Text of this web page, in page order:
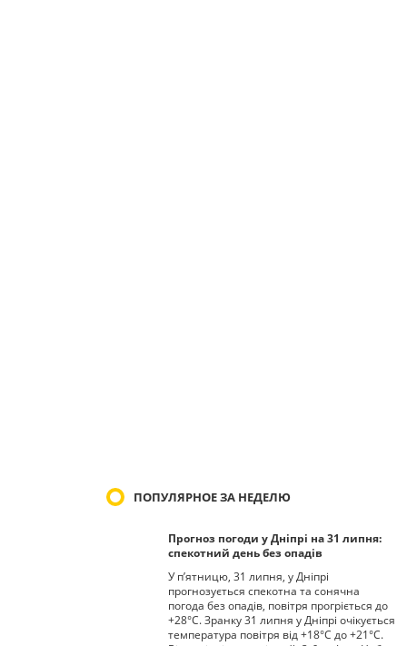
ПОПУЛЯРНОЕ ЗА НЕДЕЛЮ
Прогноз погоди у Дніпрі на 31 липня:
спекотний день без опадів
У п’ятницю, 31 липня, у Дніпрі
прогнозується спекотна та сонячна
погода без опадів, повітря прогріється до
+28°С. Зранку 31 липня у Дніпрі очікується
температура повітря від +18°С до +21°С.